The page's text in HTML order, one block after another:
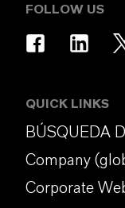
FOLLOW US
QUICK LINKS
BÚSQUEDA
Company
Corporate